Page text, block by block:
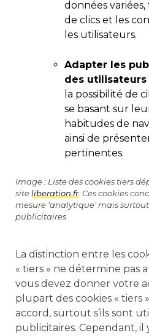
données
de clics et les
les utilisateurs.
Adapter les
des utilisateurs
la possibilité de
se basant sur
habitudes de
ainsi de
pertinentes.
Image : Liste des cookies tiers
siteliberation.fr. Ces cookies
mesure ‘analytique’ mais
publicitaires
La distinction entre les
« tiers » ne détermine pas
vous devez donner votre
plupart des cookies « tiers
accord, surtout s’ils sont
publicitaires. Cependant, il